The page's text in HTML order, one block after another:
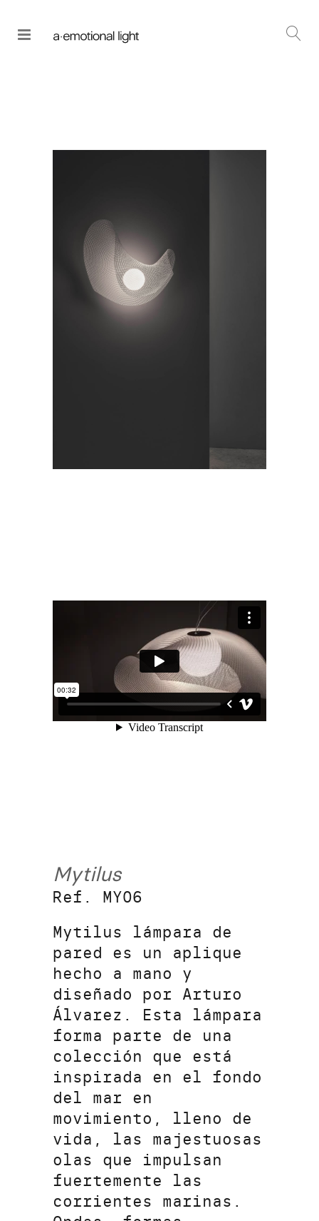
Mytilus
Ref. MY06
Mytilus lámpara de
pared es un aplique
hecho a mano y
diseñado por Arturo
Álvarez. Esta lámpara
forma parte de una
colección que está
inspirada en el fondo
del mar en
movimiento, lleno de
vida, las majestuosas
olas que impulsan
fuertemente las
corrientes marinas.